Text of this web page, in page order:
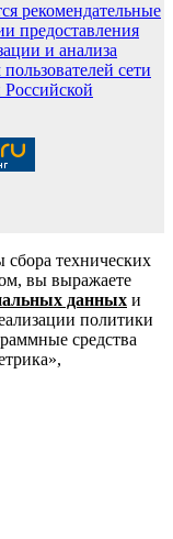
рекомендательные
предоставления
и анализа
сети
технических
вы выражаете
данных и
политики
средства